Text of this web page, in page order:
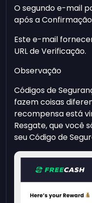
O segundo e-mail
após a
Este e-mail
URL de Verificação.
Observação
Códigos de
fazem coisas
recompensa está
Resgate, que você
seu Código de